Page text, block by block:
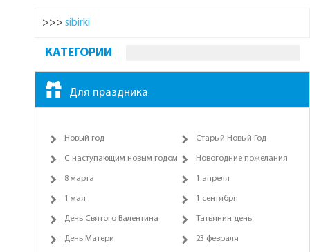
>>> sibirki
КАТЕГОРИИ
Для праздника
Новый год Старый Новый Год
С наступающим новым годом Новогодние пожелания
8 марта 1 апреля
1 мая 1 сентября
День Святого Валентина Татьянин день
День Матери 23 февраля